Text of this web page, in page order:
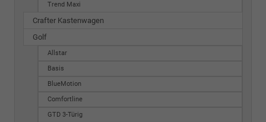
Trend Maxi
Crafter Kastenwagen
Golf
Allstar
Basis
BlueMotion
Comfortline
GTD 3-Türig